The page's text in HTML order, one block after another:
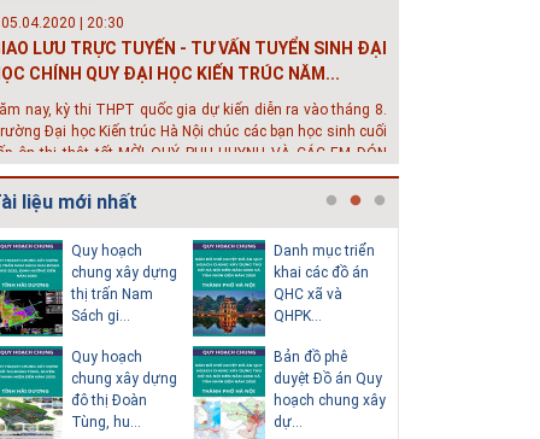
| 20:30
LƯU TRỰC TUYẾN - TƯ VẤN TUYỂN SINH ĐẠI
CHÍNH QUY ĐẠI HỌC KIẾN TRÚC NĂM...
nay, kỳ thi THPT quốc gia dự kiến diễn ra vào tháng 8.
Đại học Kiến trúc Hà Nội chúc các bạn học sinh cuối
ôn thi thật tốt MỜI QUÝ PHỤ HUYNH VÀ CÁC EM ĐÓN
GIAO LƯU TRỰC TUYẾN "TƯ VẤN TUYỂN SINH ĐẠI H...
08.07.2019 | 17:58
sinh 2019 - Khoa Kỹ Thuật Hạ tầng và Môi
đô thị - trường Đại học Ki...
mức điểm thi Tốt nghiệp THPT từ 14 đến 16 điểm, các
vẫn hoàn toàn có thể theo học 1 trong những ngành
tốt nhất và có đầu ra tốt nhất trong lĩnh vực Xây Dựng
nay ở khoa ĐÔ THỊ. Khoa Đô Thị bảo đảm 100% t...
26.06.2018 | 10:57
thảo quốc tế ''Xây dựng đô thị thông minh –
liệu mới nhất
Quy hoạch
chung xây dựng
thị trấn Nam
Sách gi...
Quy hoạch
chung xây dựng
đô thị Đoàn
Tùng, hu...
Danh mục triển
khai các đồ án
QHC xã và
QHPK...
Bản đồ phê
duyệt Đồ án Quy
hoạch chung xây
dự...